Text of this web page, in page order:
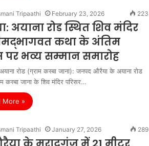
Tripaathi February 23, 2026 223
अयाना रोड स्थित शिव मंदिर
कथा के अंतिम
पर भव्य सम्मान समारोह
रोड (ग्राम कस्बा जाना): जनपद औरैया के अयाना रोड
कस्बा जाना के शिव मंदिर परिसर…
More »
Tripaathi January 27, 2026 289